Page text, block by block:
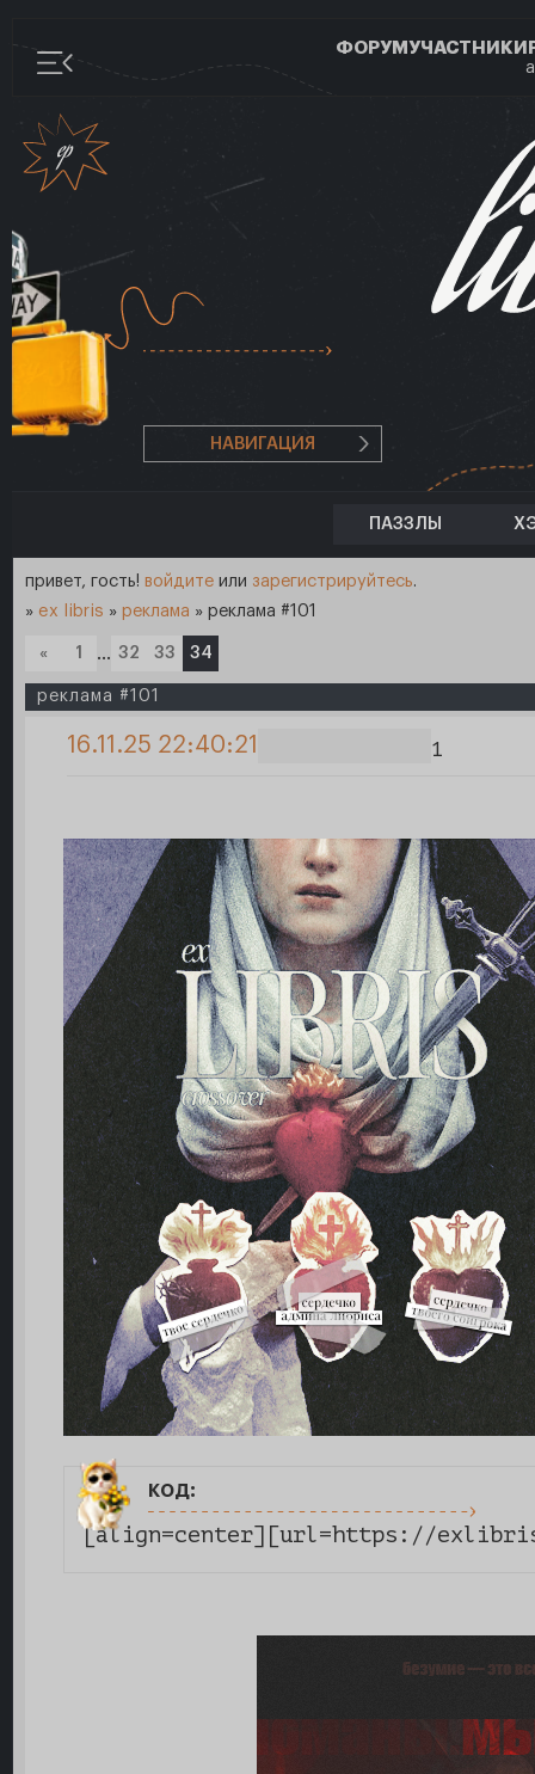
ФОРУМУЧАСТНИКИ
НАВИГАЦИЯ
ПАЗЗЛЫ
привет, гость! войдите или зарегистрируйтесь.
» ex libris » реклама » реклама #101
« 1 … 32 33 34
реклама #101
1
16.11.25 22:40:21
код:
[align=center][url=https://